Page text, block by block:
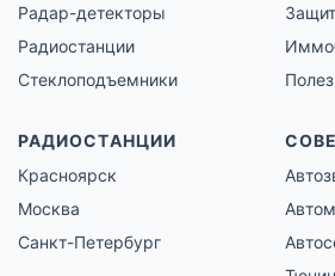
Радар-детекторы
Радиостанции
Стеклоподъемники
РАДИОСТАНЦИИ
Красноярск
Москва
Санкт-Петербург